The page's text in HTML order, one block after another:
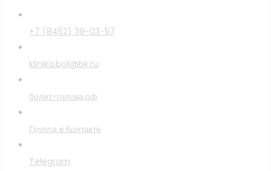
+7 (8452) 39-03-57
klinika.boli@bk.ru
болит-голова.рф
Группа в Контакте
Telegram